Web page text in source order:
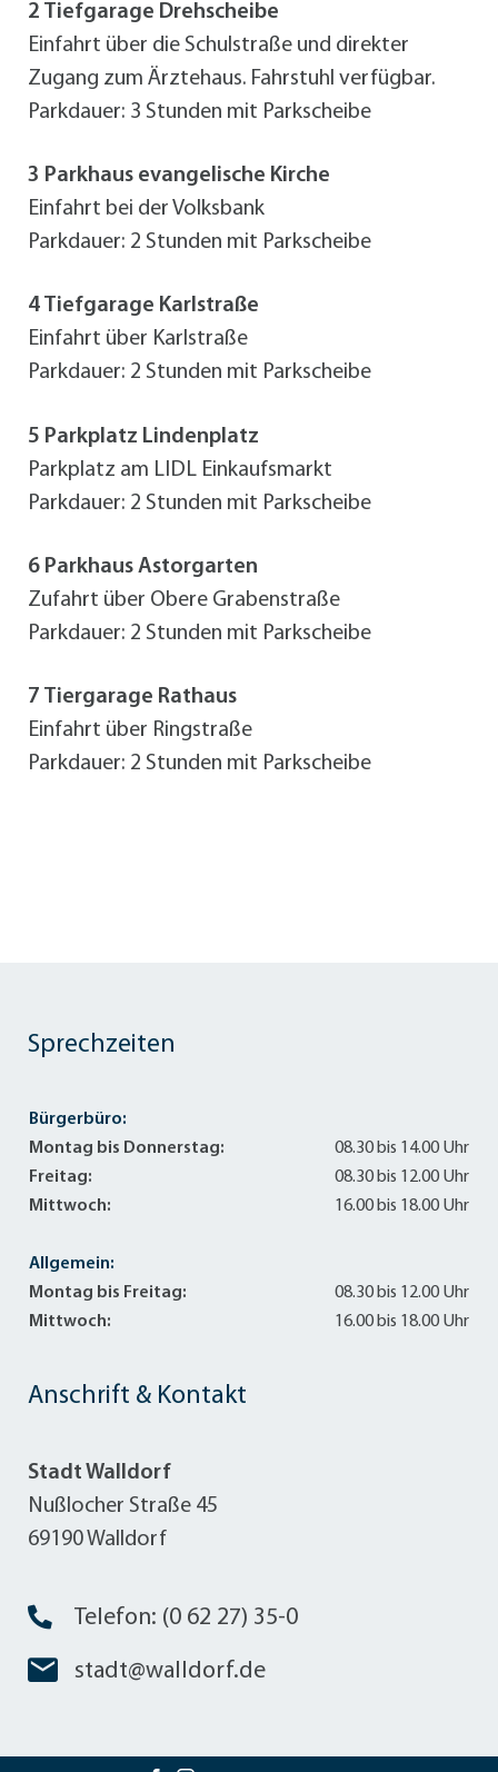
2 Tiefgarage Drehscheibe
Einfahrt über die Schulstraße und direkter
Zugang zum Ärztehaus. Fahrstuhl verfügbar.
Parkdauer: 3 Stunden mit Parkscheibe
3 Parkhaus evangelische Kirche
Einfahrt bei der Volksbank
Parkdauer: 2 Stunden mit Parkscheibe
4 Tiefgarage Karlstraße
Einfahrt über Karlstraße
Parkdauer: 2 Stunden mit Parkscheibe
5 Parkplatz Lindenplatz
Parkplatz am LIDL Einkaufsmarkt
Parkdauer: 2 Stunden mit Parkscheibe
6 Parkhaus Astorgarten
Zufahrt über Obere Grabenstraße
Parkdauer: 2 Stunden mit Parkscheibe
7 Tiergarage Rathaus
Einfahrt über Ringstraße
Parkdauer: 2 Stunden mit Parkscheibe
Anschrift & Kontakt
Stadt Walldorf
Nußlocher Straße 45
69190 Walldorf
Telefon: (0 62 27) 35-0
stadt@walldorf.de
Sprechzeiten
Bürgerbüro:
Montag bis Donnerstag:
08.30 bis 14.00 Uhr
Freitag:
08.30 bis 12.00 Uhr
Mittwoch:
16.00 bis 18.00 Uhr
Allgemein:
Montag bis Freitag:
08.30 bis 12.00 Uhr
Mittwoch:
16.00 bis 18.00 Uhr